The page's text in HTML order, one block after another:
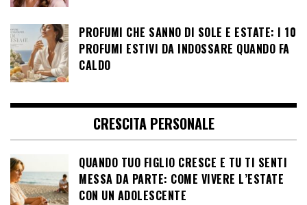
PROFUMI CHE SANNO DI SOLE E ESTATE: I 10
PROFUMI ESTIVI DA INDOSSARE QUANDO FA
CALDO
CRESCITA PERSONALE
QUANDO TUO FIGLIO CRESCE E TU TI SENTI
MESSA DA PARTE: COME VIVERE L’ESTATE
CON UN ADOLESCENTE